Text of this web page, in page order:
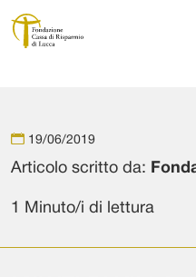
Navigazione principale
19/06/2019
Articolo scritto da:
1 Minuto/i di lettura